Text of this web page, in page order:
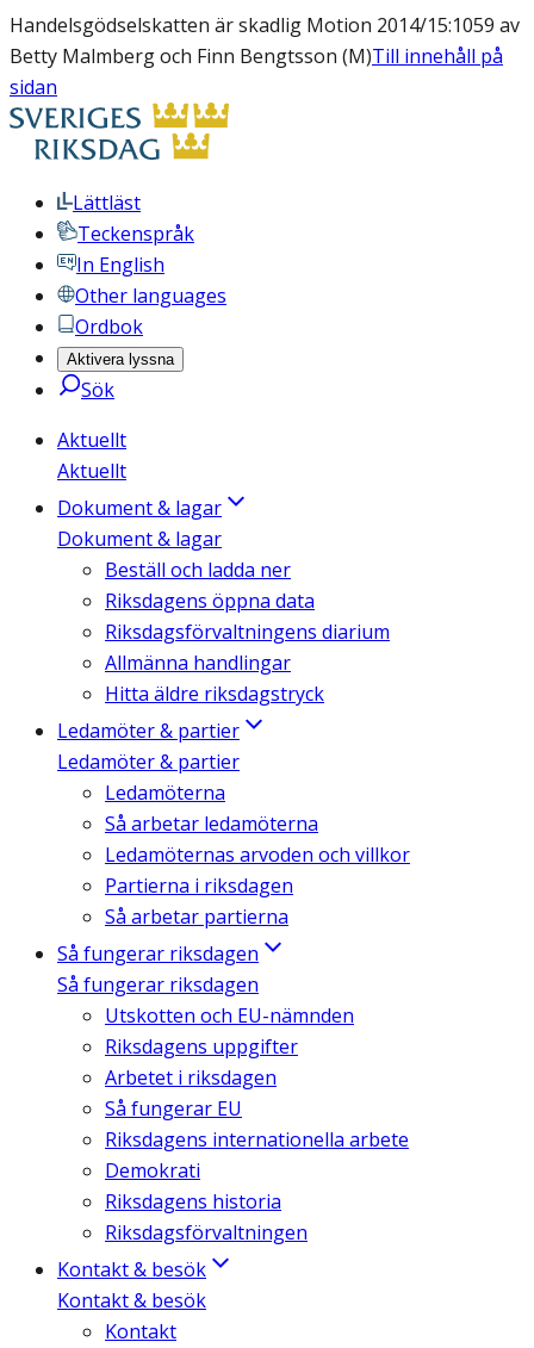
Handelsgödselskatten är skadlig Motion 2014/15:1059 av
Betty Malmberg och Finn Bengtsson (M)Till innehåll på
sidan
Lättläst
Teckenspråk
In English
Other languages
Ordbok
Aktivera lyssna
Sök
Aktuellt
Aktuellt
Dokument & lagar
Dokument & lagar
Beställ och ladda ner
Riksdagens öppna data
Riksdagsförvaltningens diarium
Allmänna handlingar
Hitta äldre riksdagstryck
Ledamöter & partier
Ledamöter & partier
Ledamöterna
Så arbetar ledamöterna
Ledamöternas arvoden och villkor
Partierna i riksdagen
Så arbetar partierna
Så fungerar riksdagen
Så fungerar riksdagen
Utskotten och EU-nämnden
Riksdagens uppgifter
Arbetet i riksdagen
Så fungerar EU
Riksdagens internationella arbete
Demokrati
Riksdagens historia
Riksdagsförvaltningen
Kontakt & besök
Kontakt & besök
Kontakt